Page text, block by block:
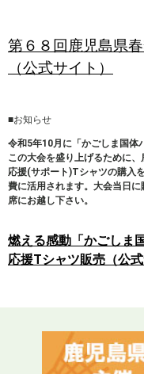
第６８回鹿児島県
（公式サイト）
■お知らせ
令和5年10月に「かごしま国体
この大会を盛り上げるために
応援(サポート)Tシャツの購入
費に活用されます。 大会当日に
席にお越し下さい。
燃える感動「かごしま
応援Tシャツ販売（公式